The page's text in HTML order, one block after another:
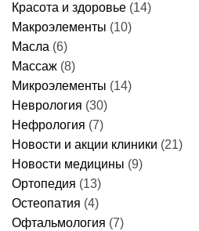
Красота и здоровье (14)
Макроэлементы (10)
Масла (6)
Массаж (8)
Микроэлементы (14)
Неврология (30)
Нефрология (7)
Новости и акции клиники (21)
Новости медицины (9)
Ортопедия (13)
Остеопатия (4)
Офтальмология (7)